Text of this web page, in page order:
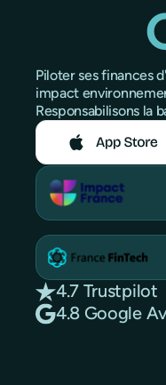
Piloter ses finances
impact
Responsabilisons la
4.7 Trustpilot
4.8 Google